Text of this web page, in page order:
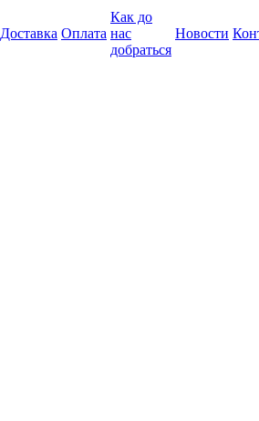
Доставка Оплата
Как до
нас
добраться
Новости